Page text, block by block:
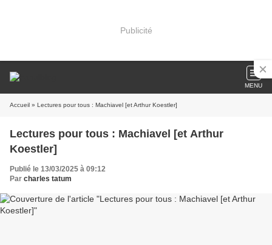
Publicité
MENU
Accueil » Lectures pour tous : Machiavel [et Arthur Koestler]
Lectures pour tous : Machiavel [et Arthur
Koestler]
Publié le 13/03/2025 à 09:12
Par charles tatum